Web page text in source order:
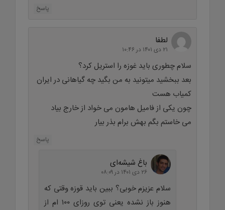
پاسخ
لطفا
۲۱ دی ۱۴۰۱ در ۱۰:۴۶
سلام چطوری باید غوزه را استریل کرد؟
بعد ببخشید میتونید به من بگید چه گیاهانی در ایران
کمیاب هست
چون یکی از فامیل هامون می خواد از خارج بیاد
می خاستم بگم بهش برام بذر بیار
پاسخ
باغ شیشه‌ای
۲۶ دی ۱۴۰۱ در ۰۸:۰۹
سلام عزیزم خوبی؟ ببین باید قوزه وقتی که
هنوز باز نشده یعنی توی روزای ۱۰۰ ام از